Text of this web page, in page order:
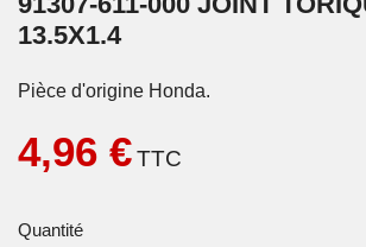
13.5X1.4
Pièce d'origine Honda.
4,96 €TTC
Quantité